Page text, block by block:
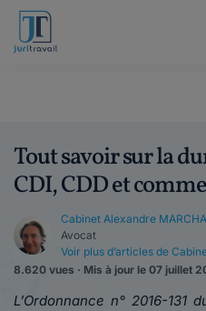
Tout savoir sur la
CDI, CDD et
Cabinet Alexandre
Avocat
Voir plus d’articles de
8.620 vues · Mis à jour le 07 juillet
L’Ordonnance n° 2016-131